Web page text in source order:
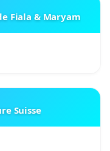
Fiala & Maryam
Suisse